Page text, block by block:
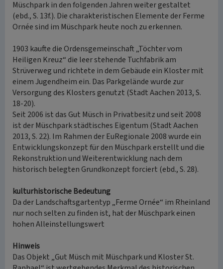
Müschpark in den folgenden Jahren weiter gestaltet
(ebd., S. 13f.). Die charakteristischen Elemente der Ferme
Ornée sind im Müschpark heute noch zu erkennen.
1903 kaufte die Ordensgemeinschaft „Töchter vom
Heiligen Kreuz“ die leer stehende Tuchfabrik am
Strüverweg und richtete in dem Gebäude ein Kloster mit
einem Jugendheim ein. Das Parkgelände wurde zur
Versorgung des Klosters genutzt (Stadt Aachen 2013, S.
18-20).
Seit 2006 ist das Gut Müsch in Privatbesitz und seit 2008
ist der Müschpark städtisches Eigentum (Stadt Aachen
2013, S. 22). Im Rahmen der EuRegionale 2008 wurde ein
Entwicklungskonzept für den Müschpark erstellt und die
Rekonstruktion und Weiterentwicklung nach dem
historisch belegten Grundkonzept forciert (ebd., S. 28).
kulturhistorische Bedeutung
Da der Landschaftsgartentyp „Ferme Ornée“ im Rheinland
nur noch selten zu finden ist, hat der Müschpark einen
hohen Alleinstellungswert
Hinweis
Das Objekt „Gut Müsch mit Müschpark und Kloster St.